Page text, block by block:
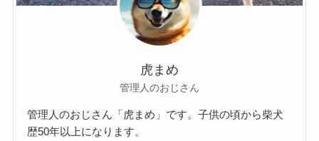
虎まめ
管理人のおじさん
管理人のおじさん「虎まめ」です。子供の頃から柴犬
歴50年以上になります。